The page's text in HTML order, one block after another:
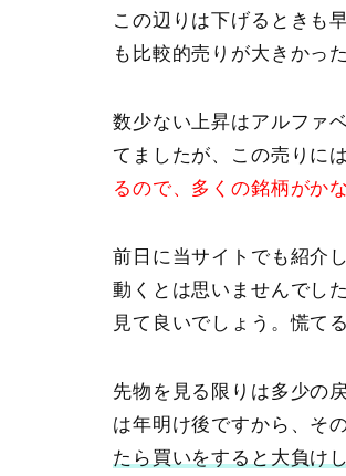
この辺りは下げるときも
も比較的売りが大きかっ
数少ない上昇はアルファ
てましたが、この売りに
るので、多くの銘柄がか
前日に当サイトでも紹介
動くとは思いませんでし
見て良いでしょう。慌て
先物を見る限りは多少の
は年明け後ですから、そ
たら買いをすると大負け